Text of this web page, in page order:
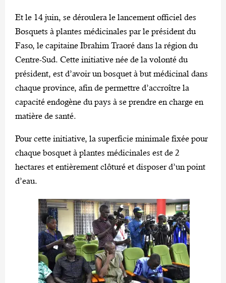
Et le 14 juin, se déroulera le lancement officiel des
Bosquets à plantes médicinales par le président du
Faso, le capitaine Ibrahim Traoré dans la région du
Centre-Sud. Cette initiative née de la volonté du
président, est d’avoir un bosquet à but médicinal dans
chaque province, afin de permettre d’accroître la
capacité endogène du pays à se prendre en charge en
matière de santé.
Pour cette initiative, la superficie minimale fixée pour
chaque bosquet à plantes médicinales est de 2
hectares et entièrement clôturé et disposer d’un point
d’eau.